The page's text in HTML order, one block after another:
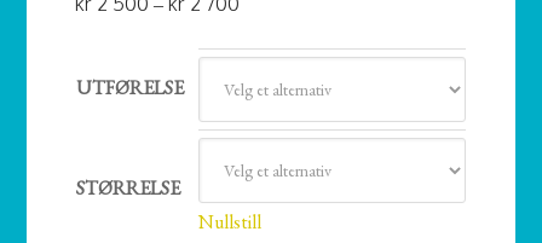
2 500
til
kr
2 700
UTFØRELSE
STØRRELSE
Nullstill